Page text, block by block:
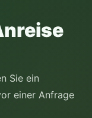
Sie ein
einer Anfrage